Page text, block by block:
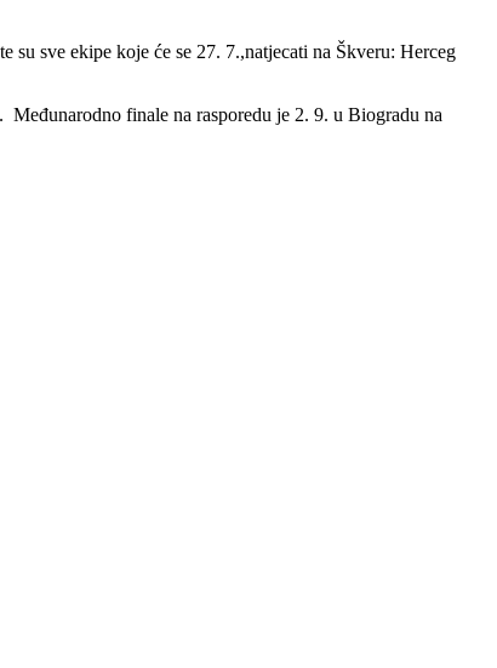
sve ekipe koje će se 27. 7.,natjecati na Škveru: Herceg
finale na rasporedu je 2. 9. u Biogradu na